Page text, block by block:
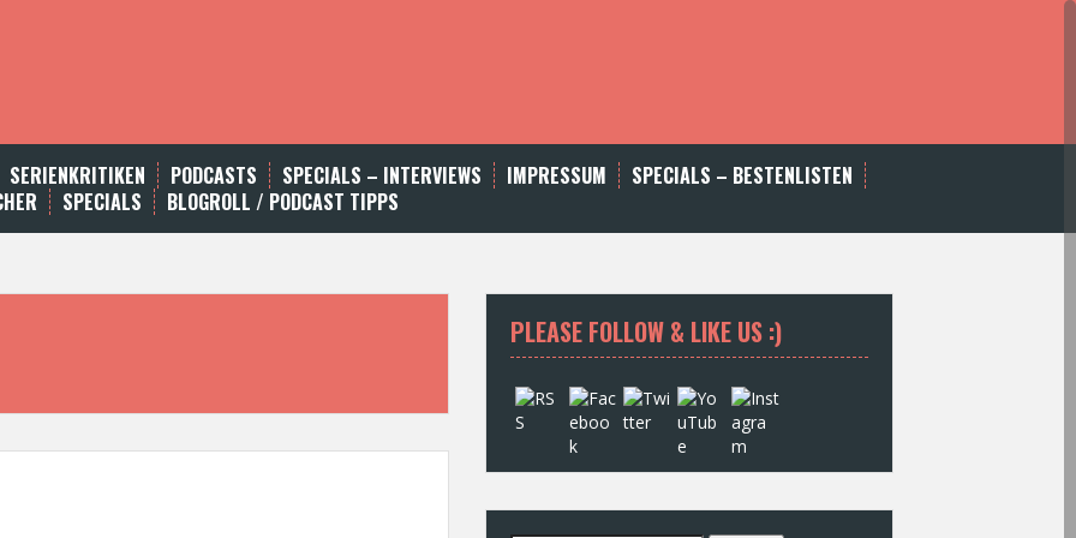
SERIENKRITIKEN PODCASTS SPECIALS – INTERVIEWS IMPRESSUM
SPECIALS – BESTENLISTEN
SPECIALS BLOGROLL / PODCAST TIPPS
PLEASE FOLLOW & LIKE US :)